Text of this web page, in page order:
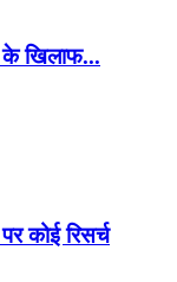
के खिलाफ...
कोई रिसर्च